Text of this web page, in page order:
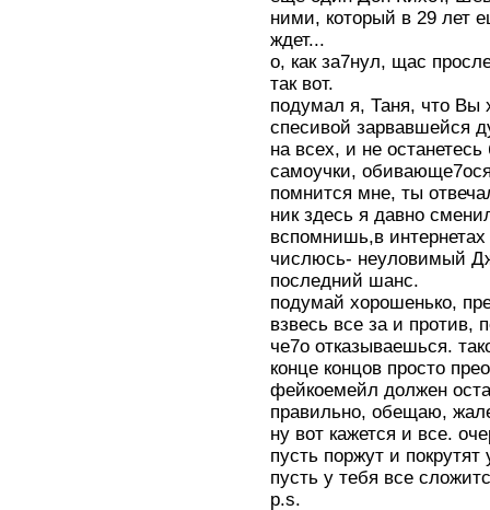
ними, который в 29 лет
ждет...
о, как за7нул, щас
так вот.
подумал я, Таня, что Вы
спесивой зарвавшейся
на всех, и не
самоучки,
помнится мне, ты
ник здесь я давно
вспомнишь,в
числюсь- неуловимый
последний шанс.
подумай хорошенько,
взвесь все за и против,
че7о отказываешься.
конце концов просто
фейкоемейл должен
правильно, обещаю,
ну вот кажется и все.
пусть поржут и
пусть у тебя все
p.s.